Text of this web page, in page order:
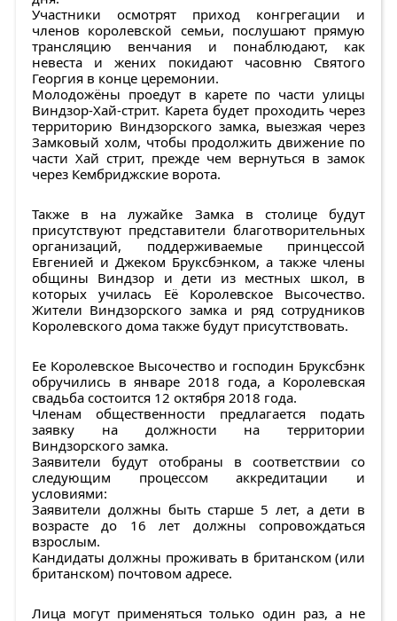
Участники осмотрят приход конгрегации и
членов королевской семьи, послушают прямую
трансляцию венчания и понаблюдают, как
невеста и жених покидают часовню Святого
Георгия в конце церемонии.
Молодожёны проедут в карете по части улицы
Виндзор-Хай-стрит. Карета будет проходить через
территорию Виндзорского замка, выезжая через
Замковый холм, чтобы продолжить движение по
части Хай стрит, прежде чем вернуться в замок
через Кембриджские ворота.
Также в на лужайке Замка в столице будут
присутствуют представители благотворительных
организаций, поддерживаемые принцессой
Евгенией и Джеком Бруксбэнком, а также члены
общины Виндзор и дети из местных школ, в
которых училась Её Королевское Высочество.
Жители Виндзорского замка и ряд сотрудников
Королевского дома также будут присутствовать.
Ее Королевское Высочество и господин Бруксбэнк
обручились в январе 2018 года, а Королевская
свадьба состоится 12 октября 2018 года.
Членам общественности предлагается подать
заявку на должности на территории
Виндзорского замка.
Заявители будут отобраны в соответствии со
следующим процессом аккредитации и
условиями:
Заявители должны быть старше 5 лет, а дети в
возрасте до 16 лет должны сопровождаться
взрослым.
Кандидаты должны проживать в британском (или
британском) почтовом адресе.
Лица могут применяться только один раз, а не